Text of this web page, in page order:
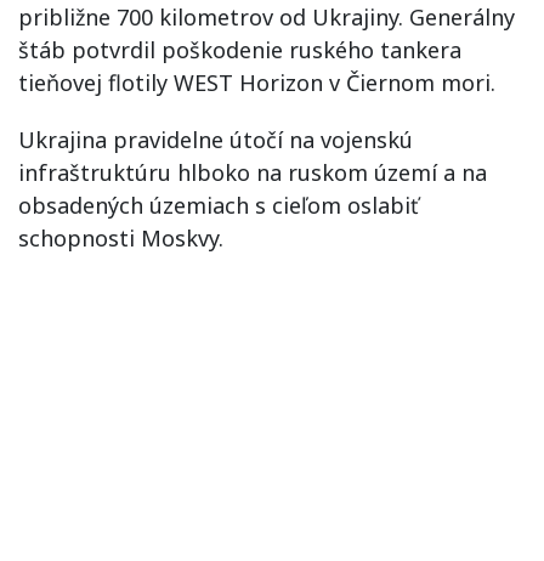
približne 700 kilometrov od Ukrajiny. Generálny
štáb potvrdil poškodenie ruského tankera
tieňovej flotily WEST Horizon v Čiernom mori.
Ukrajina pravidelne útočí na vojenskú
infraštruktúru hlboko na ruskom území a na
obsadených územiach s cieľom oslabiť
schopnosti Moskvy.